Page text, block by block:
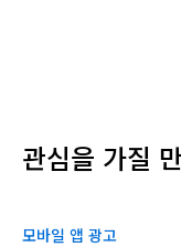
관심을 가질
모바일 앱 광고